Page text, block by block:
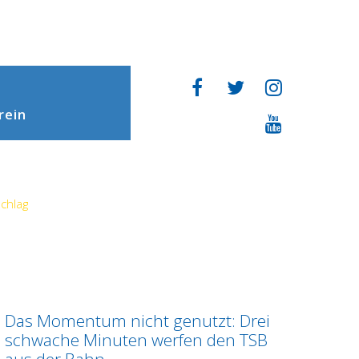
Das Momentum nicht genutzt: Drei
schwache Minuten werfen den TSB